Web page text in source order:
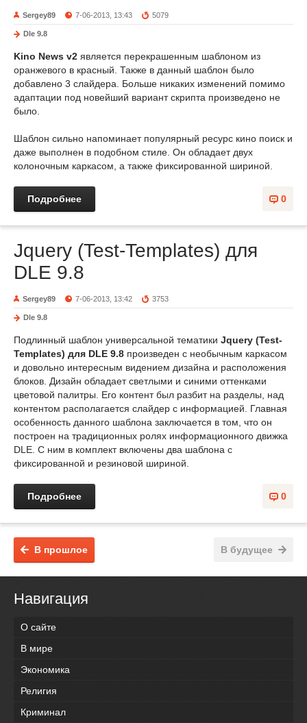
Sergey89 7-06-2013, 13:43 5079
Dle 9.8
Kino News v2 является перекрашенным шаблоном из
оранжевого в красный. Также в данный шаблон было
добавлено 3 слайдера. Больше никаких изменений помимо
адаптации под новейший вариант скрипта произведено не
было.
Шаблон сильно напоминает популярный ресурс кино поиск и
даже выполнен в подобном стиле. Он обладает двух
колоночным каркасом, а также фиксированной шириной.
0
Подробнее
Jquery (Test-Templates) для
DLE 9.8
Sergey89 7-06-2013, 13:42 3753
Dle 9.8
Подлинный шаблон универсальной тематики Jquery (Test-
Templates) для DLE 9.8 произведен с необычным каркасом
и довольно интересным видением дизайна и расположения
блоков. Дизайн обладает светлыми и синими оттенками
цветовой палитры. Его контент был разбит на разделы, над
контентом располагается слайдер с информацией. Главная
особенность данного шаблона заключается в том, что он
построен на традиционных ролях информационного движка
DLE. С ним в комплект включены два шаблона с
фиксированной и резиновой шириной.
0
Подробнее
В будущее
В прошлое
Навигация
О сайте
В мире
Экономика
Религия
Криминал